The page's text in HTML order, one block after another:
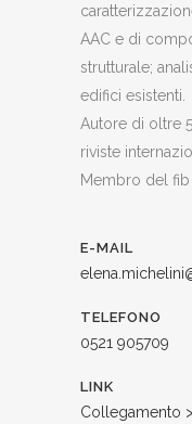
AAC e di
strutturale;
edifici esistenti.
Autore di oltre
riviste
Membro del fib
E-MAIL
TELEFONO
0521 905709
LINK
Collegamento